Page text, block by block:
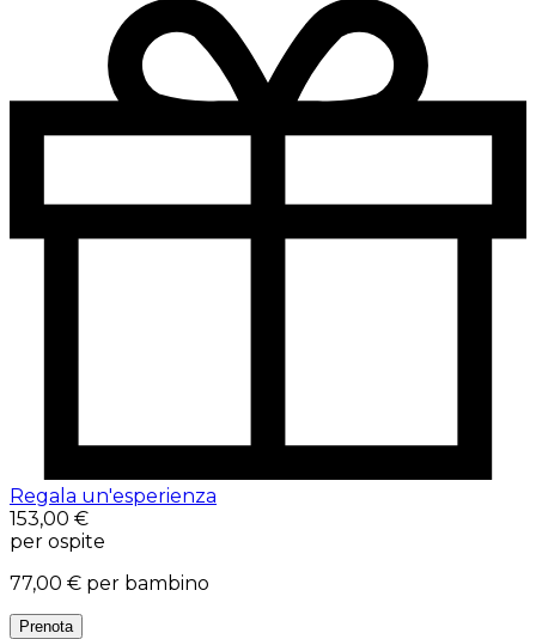
Regala un'esperienza
153,00 €
per ospite
77,00 € per bambino
Prenota